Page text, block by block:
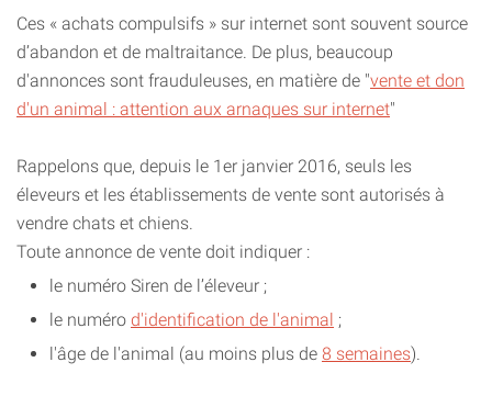
Ces « achats compulsifs » sur internet sont souvent source
d’abandon et de maltraitance. De plus, beaucoup
d'annonces sont frauduleuses, en matière de "vente et don
d'un animal : attention aux arnaques sur internet"
Rappelons que, depuis le 1er janvier 2016, seuls les
éleveurs et les établissements de vente sont autorisés à
vendre chats et chiens.
Toute annonce de vente doit indiquer :
le numéro Siren de l’éleveur ;
le numéro d'identification de l'animal ;
l'âge de l'animal (au moins plus de 8 semaines).